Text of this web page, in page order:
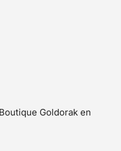
Goldorak en